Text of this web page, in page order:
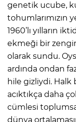
genetik ucube,
tohumlarımızın
1960’lı yılların
ekmeği bir
olarak sundu.
ardında ondan
hile gizliydi. Halk
acıktıkça daha
cümlesi
dünya